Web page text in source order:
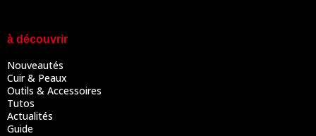
à découvrir
Nouveautés
Cuir & Peaux
Outils & Accessoires
Tutos
Actualités
Guide